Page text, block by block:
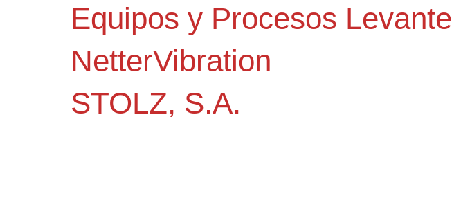
Equipos y Procesos Levante
NetterVibration
STOLZ, S.A.